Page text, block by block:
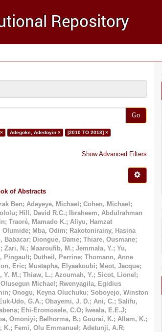
Go
Adegoke, Adedoyin ×
[2010 TO 2018] ×
Show Advanced Filters
of Abstracts
Ben; Adeyeye, Michael ; Cohen, Michael ;
; Hill, David R.C.;
Ibraheem, Abdulrahman
; Traoré, Mamado K.; Aliyu, Hamzat
Olumide; Mba, Odim; Rakotonirainy, Hasina
Babacar; Diongue, Dame; Thiare, Ousmane;
; Zari, N.; Maaroufib, M.; Jemmala, Y.; Yu,
Pingault; Dutheil, Perrine; Thomann, Anne
Eric; Mustapha, Elyaakoubi; Meot, Jacque;
Y. M.; Thiaw, L.; Azoumah, Y.; Sicot, Lionel ;
Michael ; Rwenyagila, Egidius
; Onogu, Keyna Oluchuku; Soboyejo, Winston
Udo, G.A.; Obayemi, J. D.; Ani, C.; Salifu,
; Ehi-Eromosele, C.O; Iweala, E.E.J;
Omoniyi; Belhorma, B.; Gourai, K.; Allam, K.;
K.; Femi, Olu Emmanuel ; Adetunji, A.R;